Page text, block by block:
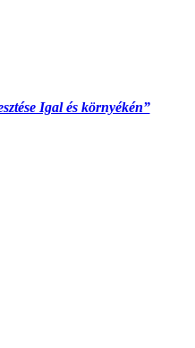
Igal és környékén”